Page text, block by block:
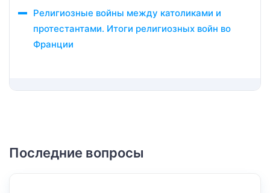
Религиозные войны между католиками и
протестантами. Итоги религиозных войн во
Франции
Последние вопросы